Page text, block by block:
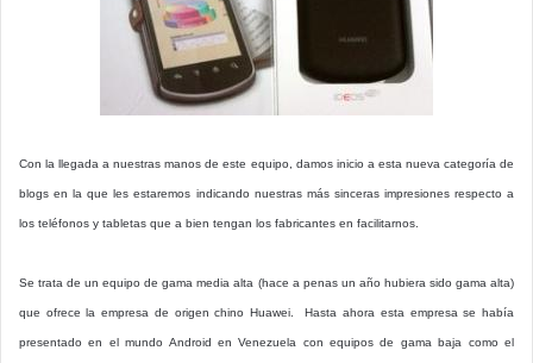
Con la llegada a nuestras manos de este equipo, damos inicio a esta nueva categoría de
blogs en la que les estaremos indicando nuestras más sinceras impresiones respecto a
los teléfonos y tabletas que a bien tengan los fabricantes en facilitarnos.
Se trata de un equipo de gama media alta (hace a penas un año hubiera sido gama alta)
que ofrece la empresa de origen chino Huawei. Hasta ahora esta empresa se había
presentado en el mundo Android en Venezuela con equipos de gama baja como el